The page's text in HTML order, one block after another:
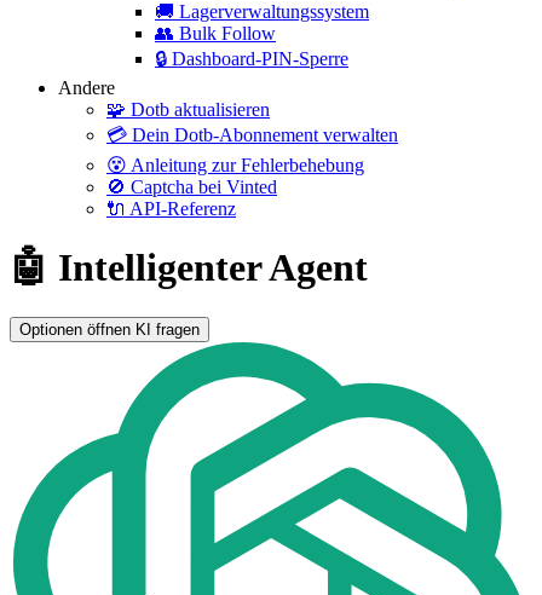
🚚 Lagerverwaltungssystem
👥 Bulk Follow
🔒 Dashboard-PIN-Sperre
Andere
🧩 Dotb aktualisieren
💳 Dein Dotb-Abonnement verwalten
😵 Anleitung zur Fehlerbehebung
🚫 Captcha bei Vinted
🔌 API-Referenz
🤖 Intelligenter Agent
Optionen öffnen KI fragen